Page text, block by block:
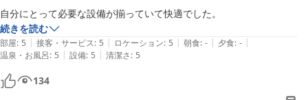
貴重なご意見をいただきましたことに、深く感謝を申し上げます。
フロントスタッフ
相鉄フレッサイン 横浜戸塚
自分にとって必要な設備が揃っていて快適でした。
続きを読む
部屋: 5 | 接客・サービス: 5 | ロケーション: 5 | 朝食: - | 夕食: - |
温泉・お風呂: 5 | 設備: 5 | 清潔さ: 5
134